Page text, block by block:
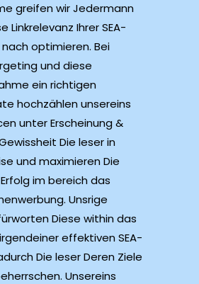
greifen wir Jedermann
Linkrelevanz Ihrer SEA-
optimieren. Bei
und diese
ein richtigen
hochzählen unsereins
unter Erscheinung &
Die leser in
und maximieren Die
im bereich das
Unsrige
Diese within das
effektiven SEA-
Die leser Deren Ziele
Unsereins